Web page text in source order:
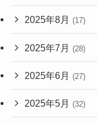
2025年8月 (17)
2025年7月 (28)
2025年6月 (27)
2025年5月 (32)